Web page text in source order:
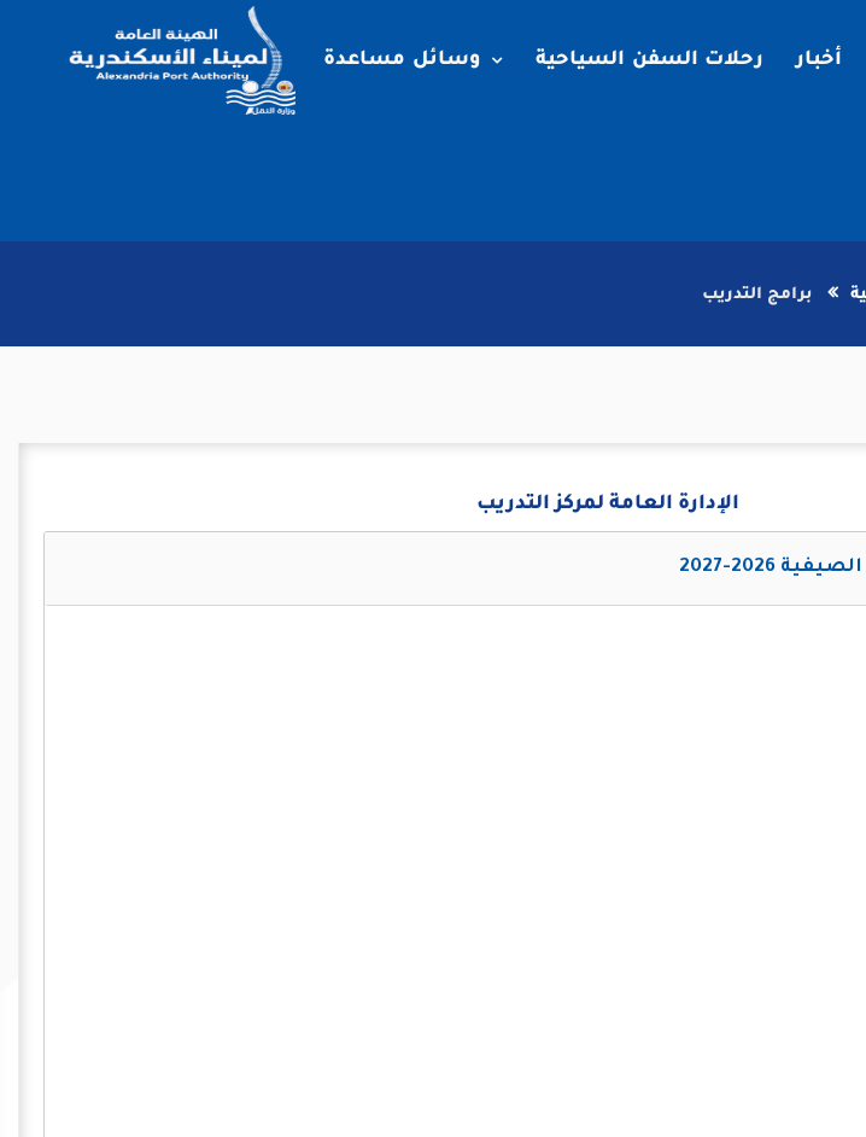
أخبار رحلات السفن السياحية وسائل مساعدة
برامج التدريب
الإدارة العامة لمركز التدريب
2026-2027